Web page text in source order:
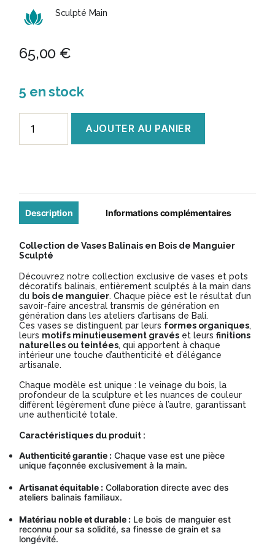
Sculpté Main
65,00 €
5 en stock
Manguier
-
VB087
AJOUTER AU PANIER
Description Informations complémentaires
Collection de Vases Balinais en Bois de Manguier
Sculpté
Découvrez notre collection exclusive de vases et pots
décoratifs balinais, entièrement sculptés à la main dans
du bois de manguier. Chaque pièce est le résultat d’un
savoir-faire ancestral transmis de génération en
génération dans les ateliers d’artisans de Bali.
Ces vases se distinguent par leurs formes organiques,
leurs motifs minutieusement gravés et leursfinitions
naturelles ou teintées, qui apportent à chaque
intérieur une touche d’authenticité et d’élégance
artisanale.
Chaque modèle est unique : le veinage du bois, la
profondeur de la sculpture et les nuances de couleur
diffèrent légèrement d’une pièce à l’autre, garantissant
une authenticité totale.
Caractéristiques du produit :
Authenticité garantie : Chaque vase est une pièce
unique façonnée exclusivement à la main.
Artisanat équitable : Collaboration directe avec des
ateliers balinais familiaux.
Matériau noble et durable : Le bois de manguier est
reconnu pour sa solidité, sa finesse de grain et sa
longévité.